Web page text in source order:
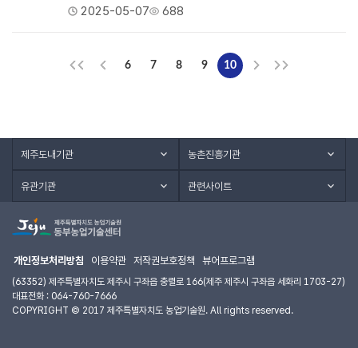
2025-05-07 688
6 7 8 9 10
제주도내기관 농촌진흥기관
유관기관 관련사이트
개인정보처리방침 이용약관 저작권보호정책 뷰어프로그램
(63352) 제주특별자치도 제주시 구좌읍 충렬로 166(제주 제주시 구좌읍 세화리 1703-27)
대표전화 : 064-760-7666
COPYRIGHT © 2017 제주특별자치도 농업기술원. All rights reserved.